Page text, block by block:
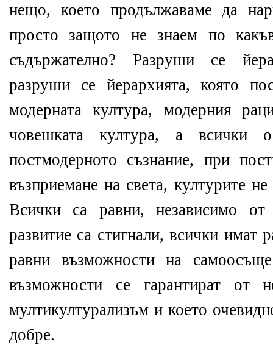
нещо, което продължаваме да
просто защото не знаем по
съдържателно? Разруши се
разруши се йерархията, която
модерната култура, модерния
човешката култура, а всички
постмодерното съзнание, при
възприемане на света, културите
Всички са равни, независимо
развитие са стигнали, всички имат
равни възможности на
възможности се гарантират от
мултикултурализъм и което
добре.